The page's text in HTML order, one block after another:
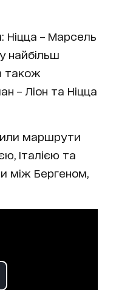
Ніцца – Марсель
найбільш
також
– Ліон та Ніцца
маршрути
Італією та
між Бергеном,